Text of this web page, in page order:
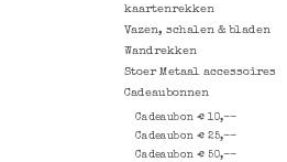
kaartenrekken
Vazen, schalen & bladen
Wandrekken
Stoer Metaal accessoires
Cadeaubonnen
Cadeaubon € 10,--
Cadeaubon € 25,--
Cadeaubon € 50,--